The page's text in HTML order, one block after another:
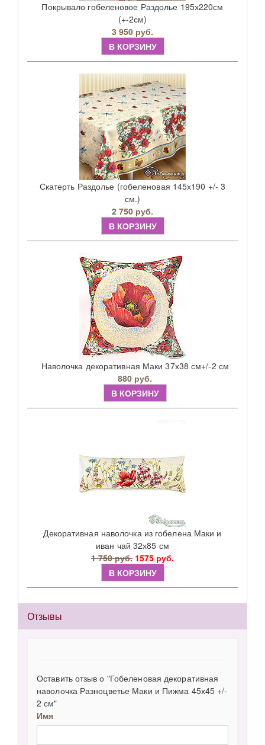
Покрывало гобеленовое Раздолье 195х220см
(+-2см)
3 950 руб.
В КОРЗИНУ
Скатерть Раздолье (гобеленовая 145х190 +/- 3
см.)
2 750 руб.
В КОРЗИНУ
Наволочка декоративная Маки 37х38 см+/-2 см
880 руб.
В КОРЗИНУ
Декоративная наволочка из гобелена Маки и
иван чай 32х85 см
1 750 руб. 1575 руб.
В КОРЗИНУ
Отзывы
Оставить отзыв о "Гобеленовая декоративная
наволочка Разноцветье Маки и Пижма 45х45 +/-
2 см"
Имя